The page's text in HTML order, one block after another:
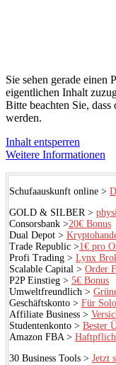
Sie sehen gerade einen
eigentlichen Inhalt
Bitte beachten Sie,
werden.
Inhalt entsperren
Weitere Informationen
Schufaauskunft online >
GOLD & SILBER >
Consorsbank >20€ Bonus
Dual Depot >
Trade Republic >1€ pro
Profi Trading > Lynx
Scalable Capital > Order
P2P Einstieg > 5€ Bonus
Umweltfreundlich >
Geschäftskonto > Für
Affiliate Business >
Studentenkonto > Bester
Amazon FBA >
30 Business Tools > Jetzt